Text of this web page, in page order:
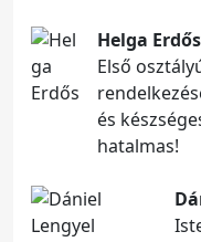
Helga Erdős
Első
és
hatalmas!